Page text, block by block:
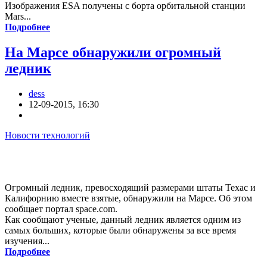
Изображения ESA получены с борта орбитальной станции
Mars...
Подробнее
На Марсе обнаружили огромный
ледник
dess
12-09-2015, 16:30
Новости технологий
Огромный ледник, превосходящий размерами штаты Техас и
Калифорнию вместе взятые, обнаружили на Марсе. Об этом
сообщает портал space.com.
Как сообщают ученые, данный ледник является одним из
самых больших, которые были обнаружены за все время
изучения...
Подробнее